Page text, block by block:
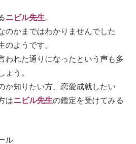
ニビル先生。
のかまではわかりませんでした
のようです。
われた通りになったという声も多
ょう。
か知りたい方、恋愛成就したい
はニビル先生の鑑定を受けてみる
ル